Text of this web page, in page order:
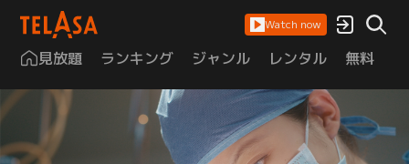
Watch now
見放題 ランキング ジャンル レンタル 無料